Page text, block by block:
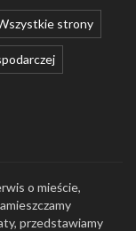
strony
o mieście,
przedstawiamy